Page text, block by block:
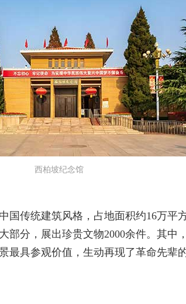
西柏坡纪念馆
传统建筑风格，占地面积约16万平
部分，展出珍贵文物2000余件。其中
最具参观价值，生动再现了革命先辈